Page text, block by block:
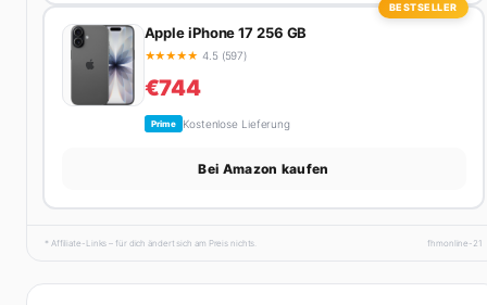
BESTSELLER
Apple iPhone 17 256 GB
★★★★★ 4.5 (597)
€744
Prime Kostenlose Lieferung
Bei Amazon kaufen
* Affiliate-Links – für dich ändert sich am Preis nichts. fhmonline-21